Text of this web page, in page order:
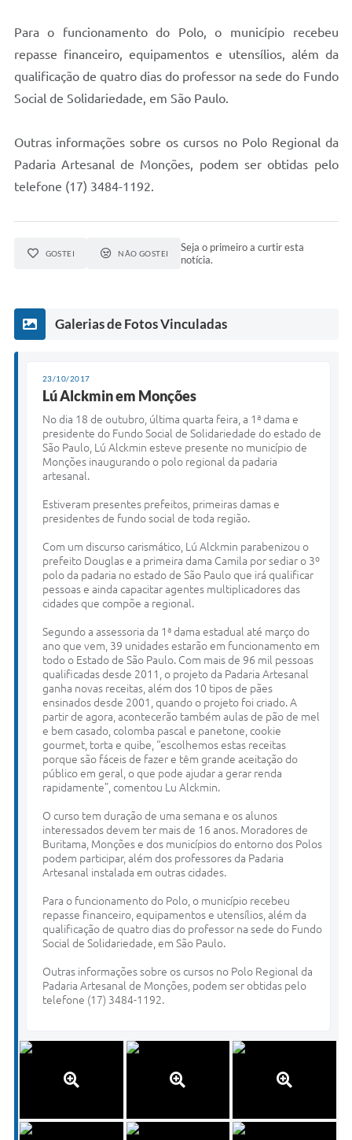
Para o funcionamento do Polo, o município recebeu
repasse financeiro, equipamentos e utensílios, além da
qualificação de quatro dias do professor na sede do Fundo
Social de Solidariedade, em São Paulo.
Outras informações sobre os cursos no Polo Regional da
Padaria Artesanal de Monções, podem ser obtidas pelo
telefone (17) 3484-1192.
GOSTEI NÃO GOSTEI
Seja o primeiro a curtir esta
notícia.
Galerias de Fotos Vinculadas
23/10/2017
Lú Alckmin em Monções
No dia 18 de outubro, última quarta feira, a 1ª dama e
presidente do Fundo Social de Solidariedade do estado de
São Paulo, Lú Alckmin esteve presente no município de
Monções inaugurando o polo regional da padaria
artesanal.
Estiveram presentes prefeitos, primeiras damas e
presidentes de fundo social de toda região.
Com um discurso carismático, Lú Alckmin parabenizou o
prefeito Douglas e a primeira dama Camila por sediar o 3º
polo da padaria no estado de São Paulo que irá qualificar
pessoas e ainda capacitar agentes multiplicadores das
cidades que compõe a regional.
Segundo a assessoria da 1ª dama estadual até março do
ano que vem, 39 unidades estarão em funcionamento em
todo o Estado de São Paulo. Com mais de 96 mil pessoas
qualificadas desde 2011, o projeto da Padaria Artesanal
ganha novas receitas, além dos 10 tipos de pães
ensinados desde 2001, quando o projeto foi criado. A
partir de agora, acontecerão também aulas de pão de mel
e bem casado, colomba pascal e panetone, cookie
gourmet, torta e quibe, “escolhemos estas receitas
porque são fáceis de fazer e têm grande aceitação do
público em geral, o que pode ajudar a gerar renda
rapidamente”, comentou Lu Alckmin.
O curso tem duração de uma semana e os alunos
interessados devem ter mais de 16 anos. Moradores de
Buritama, Monções e dos municípios do entorno dos Polos
podem participar, além dos professores da Padaria
Artesanal instalada em outras cidades.
Para o funcionamento do Polo, o município recebeu
repasse financeiro, equipamentos e utensílios, além da
qualificação de quatro dias do professor na sede do Fundo
Social de Solidariedade, em São Paulo.
Outras informações sobre os cursos no Polo Regional da
Padaria Artesanal de Monções, podem ser obtidas pelo
telefone (17) 3484-1192.